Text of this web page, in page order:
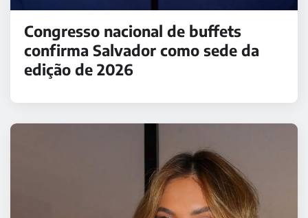
Congresso nacional de buffets
confirma Salvador como sede da
edição de 2026